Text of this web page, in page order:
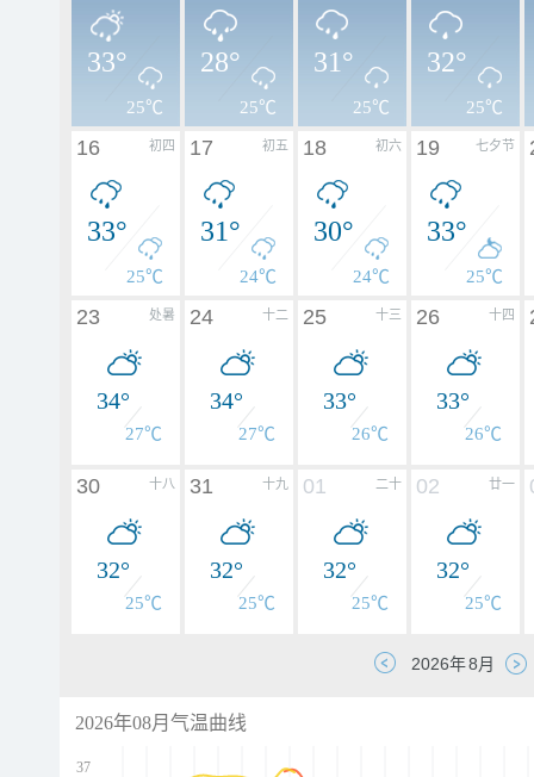
33°
25℃
28°
25℃
31°
25℃
32°
25℃
初四
16
33°
25℃
初五
17
31°
24℃
初六
18
30°
24℃
七夕节
19
33°
25℃
处暑
23
34°
27℃
十二
24
34°
27℃
十三
25
33°
26℃
十四
26
33°
26℃
十八
30
32°
25℃
十九
31
32°
25℃
二十
01
32°
25℃
廿一
02
32°
25℃
2026年08月气温曲线
37